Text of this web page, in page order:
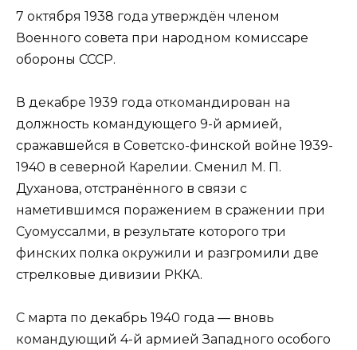
7 октября 1938 года утверждён членом
Военного совета при народном комиссаре
обороны СССР.
В декабре 1939 года откомандирован на
должность командующего 9-й армией,
сражавшейся в Советско-финской войне 1939-
1940 в северной Карелии. Сменил М. П.
Духанова, отстранённого в связи с
наметившимся поражением в сражении при
Суомуссалми, в результате которого три
финских полка окружили и разгромили две
стрелковые дивизии РККА.
С марта по декабрь 1940 года — вновь
командующий 4-й армией Западного особого